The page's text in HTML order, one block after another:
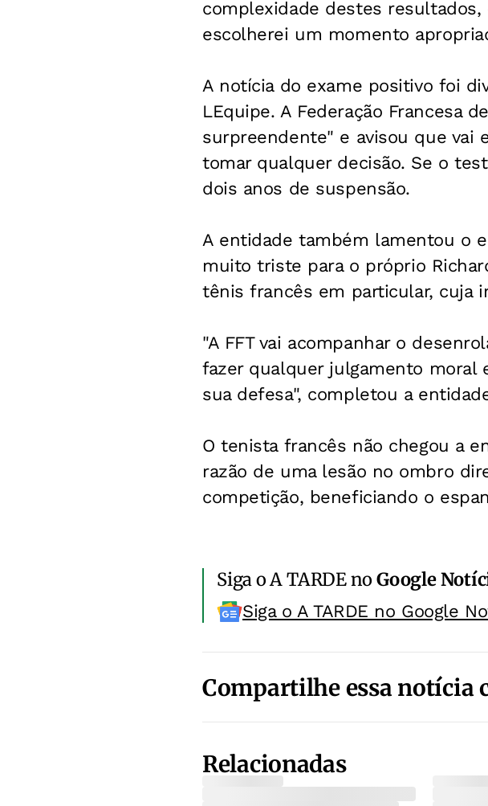
complexidade destes
escolherei um momento
A notícia do exame positivo foi
LEquipe. A Federação Francesa
surpreendente" e avisou que vai
tomar qualquer decisão. Se o
dois anos de suspensão.
A entidade também lamentou o
muito triste para o próprio
tênis francês em particular, cuja
"A FFT vai acompanhar o
fazer qualquer julgamento moral
sua defesa", completou a
O tenista francês não chegou a
razão de uma lesão no ombro
competição, beneficiando o
Siga o A TARDE noGoogle
Siga o A TARDE no Google
Compartilhe essa notícia
Relacionadas